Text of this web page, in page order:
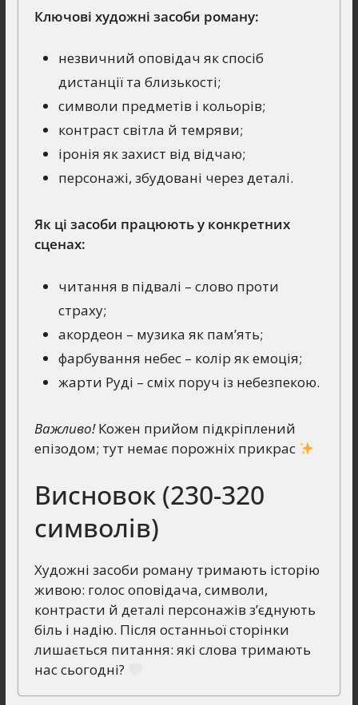
Ключові художні засоби роману:
незвичний оповідач як спосіб
дистанції та близькості;
символи предметів і кольорів;
контраст світла й темряви;
іронія як захист від відчаю;
персонажі, збудовані через деталі.
Як ці засоби працюють у конкретних
сценах:
читання в підвалі – слово проти
страху;
акордеон – музика як пам’ять;
фарбування небес – колір як емоція;
жарти Руді – сміх поруч із небезпекою.
Важливо!Кожен прийом підкріплений
епізодом; тут немає порожніх прикрас
Висновок (230-320
символів)
Художні засоби роману тримають історію
живою: голос оповідача, символи,
контрасти й деталі персонажів з’єднують
біль і надію. Після останньої сторінки
лишається питання: які слова тримають
нас сьогодні?